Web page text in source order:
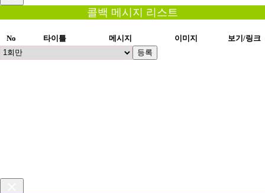
콜백 메시지 리스트
No 타이틀 메시지 이미지
보기/링크
등록